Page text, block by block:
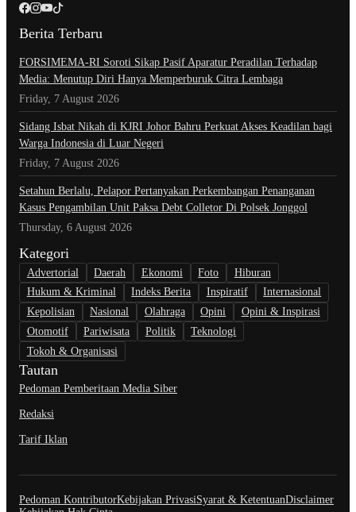
Berita Terbaru
​FORSIMEMA-RI Soroti Sikap Pasif Aparatur Peradilan Terhadap
Media: Menutup Diri Hanya Memperburuk Citra Lembaga
Friday, 7 August 2026
Sidang Isbat Nikah di KJRI Johor Bahru Perkuat Akses Keadilan bagi
Warga Indonesia di Luar Negeri
Friday, 7 August 2026
Setahun Berlalu, Pelapor Pertanyakan Perkembangan Penanganan
Kasus Pengambilan Unit Paksa Debt Colletor Di Polsek Jonggol
Thursday, 6 August 2026
Kategori
Advertorial Daerah Ekonomi Foto
Hiburan
Hukum & Kriminal
Indeks Berita Inspiratif
Internasional
Kepolisian
Nasional Olahraga Opini
Opini & Inspirasi
Otomotif
Pariwisata Politik
Teknologi
Tokoh & Organisasi
Tautan
Pedoman Pemberitaan Media Siber
Redaksi
Tarif Iklan
Pedoman KontributorKebijakan PrivasiSyarat & KetentuanDisclaimer